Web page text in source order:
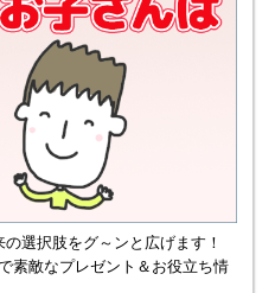
選択肢をグ～ンと広げます！
素敵なプレゼント＆お役立ち情